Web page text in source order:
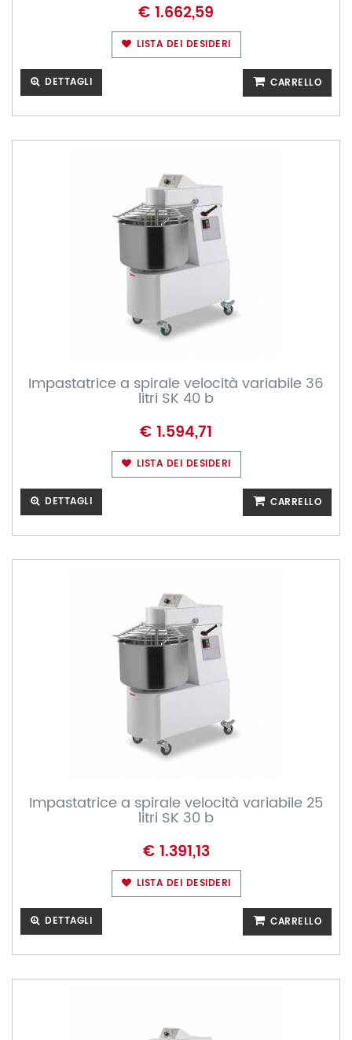
€ 1.662,59
LISTA DEI DESIDERI
DETTAGLI CARRELLO
Impastatrice a spirale velocità variabile 36
litri SK 40 b
€ 1.594,71
LISTA DEI DESIDERI
DETTAGLI CARRELLO
Impastatrice a spirale velocità variabile 25
litri SK 30 b
€ 1.391,13
LISTA DEI DESIDERI
DETTAGLI CARRELLO